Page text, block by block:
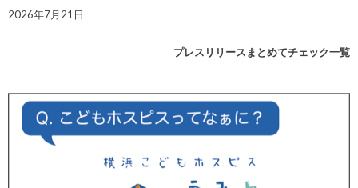
2026年7月21日
プレスリリースまとめてチェック一覧